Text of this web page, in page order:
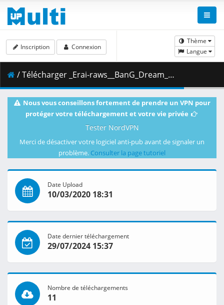
Thème
Langue
Inscription Connexion
/ Télécharger _Erai-raws__BanG_Dream__3rd_Season_-_08__1080p_.mkv.001 ( 460.71 MB )
Nous vous conseillons fortement de prendre un VPN pour
protéger votre téléchargement et votre vie privée
Tester NordVPN
Merci de désactiver votre logiciel anti-pub avant de signaler un
problème. Consulter la page tutoriel
Date Upload
10/03/2020 18:31
Date dernier téléchargement
29/07/2024 15:37
Nombre de téléchargements
11